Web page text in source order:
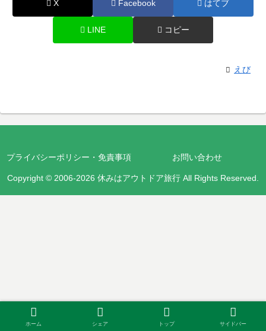
X Facebook はてブ
LINE コピー
えび
プライバシーポリシー・免責事項 お問い合わせ
Copyright © 2006-2026 休みはアウトドア旅行 All Rights Reserved.
ホーム シェア トップ サイドバー